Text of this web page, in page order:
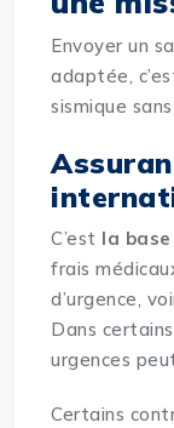
Envoyer un
adaptée,
sismique
C’est la
frais
d’urgence,
Dans
urgences
Certains